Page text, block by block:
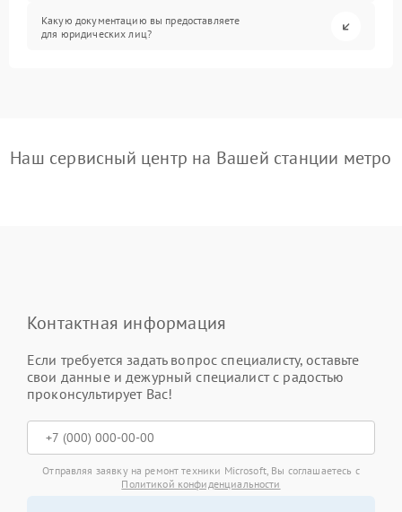
Какую документацию вы предоставляете
для юридических лиц?
Наш сервисный центр на Вашей станции метро
Контактная информация
Если требуется задать вопрос специалисту, оставьте
свои данные и дежурный специалист с радостью
проконсультирует Вас!
Отправляя заявку на ремонт техники Microsoft, Вы соглашаетесь с
Политикой конфиденциальности